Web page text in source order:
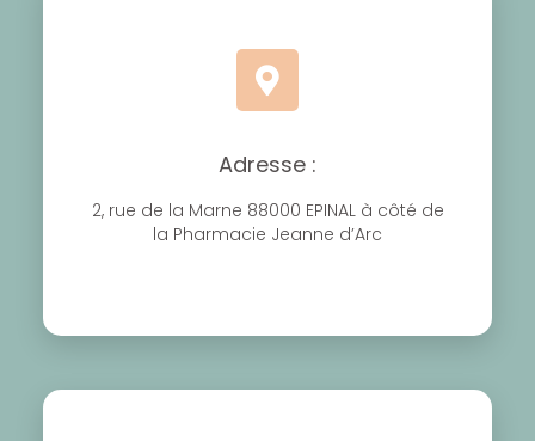
Adresse :
2, rue de la Marne 88000 EPINAL à côté de
la Pharmacie Jeanne d’Arc